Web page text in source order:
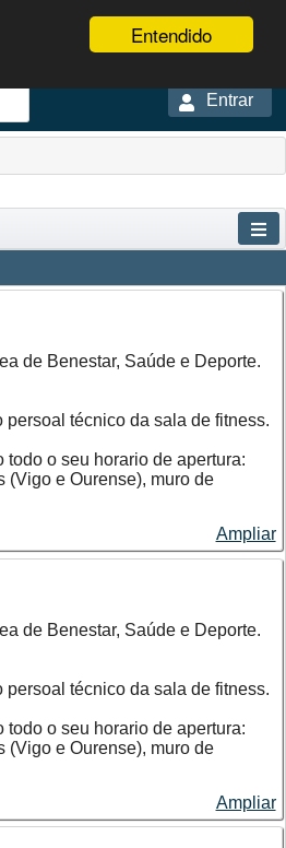
Entendido
Entrar
de Benestar, Saúde e Deporte.
técnico da sala de fitness.
o seu horario de apertura:
(Vigo e Ourense), muro de
e nas actividades puntuais noAmpliar
de Benestar, Saúde e Deporte.
técnico da sala de fitness.
o seu horario de apertura:
(Vigo e Ourense), muro de
e nas actividades puntuais noAmpliar